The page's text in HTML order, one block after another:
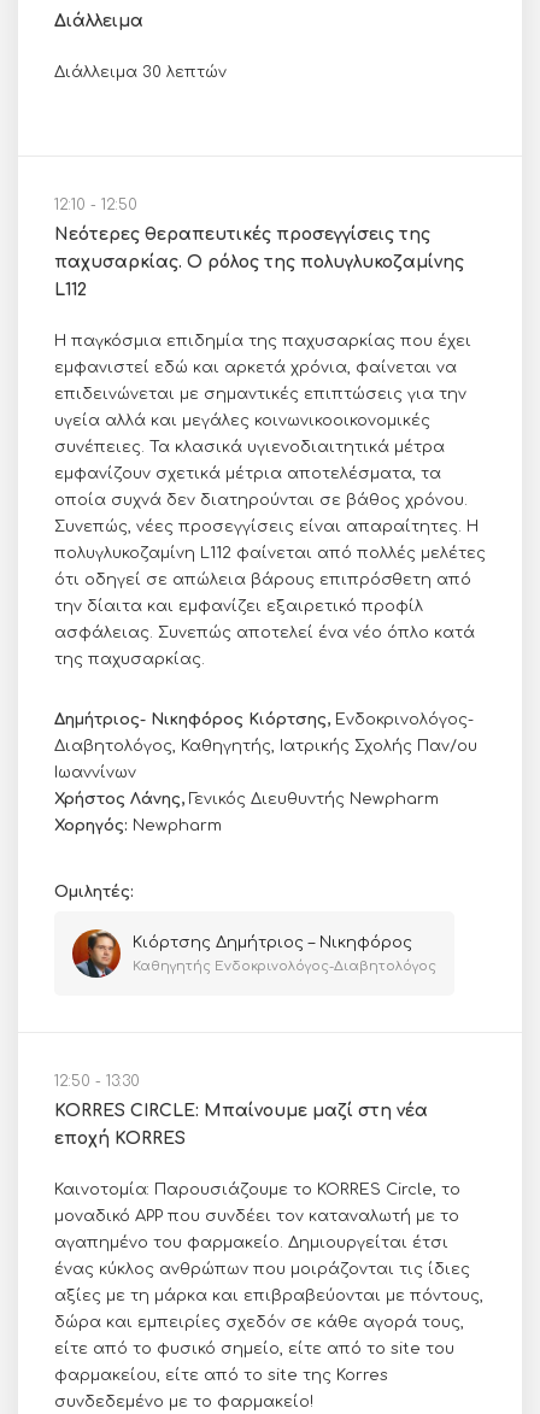
Διάλλειμα
Διάλλειμα 30 λεπτών
12:10 - 12:50
Νεότερες θεραπευτικές προσεγγίσεις της
παχυσαρκίας. Ο ρόλος της πολυγλυκοζαμίνης
L112
Η παγκόσμια επιδημία της παχυσαρκίας που έχει
εμφανιστεί εδώ και αρκετά χρόνια, φαίνεται να
επιδεινώνεται με σημαντικές επιπτώσεις για την
υγεία αλλά και μεγάλες κοινωνικοοικονομικές
συνέπειες. Τα κλασικά υγιενοδιαιτητικά μέτρα
εμφανίζουν σχετικά μέτρια αποτελέσματα, τα
οποία συχνά δεν διατηρούνται σε βάθος χρόνου.
Συνεπώς, νέες προσεγγίσεις είναι απαραίτητες. Η
πολυγλυκοζαμίνη L112 φαίνεται από πολλές μελέτες
ότι οδηγεί σε απώλεια βάρους επιπρόσθετη από
την δίαιτα και εμφανίζει εξαιρετικό προφίλ
ασφάλειας. Συνεπώς αποτελεί ένα νέο όπλο κατά
της παχυσαρκίας.
Δημήτριος- Νικηφόρος Κιόρτσης, Ενδοκρινολόγος-
Διαβητολόγος, Καθηγητής, Ιατρικής Σχολής Παν/ου
Ιωαννίνων
Χρήστος Λάνης, Γενικός Διευθυντής Newpharm
Χορηγός: Newpharm
Ομιλητές:
Κιόρτσης Δημήτριος – Νικηφόρος
Καθηγητής Ενδοκρινολόγος-Διαβητολόγος
12:50 - 13:30
KORRES CIRCLE: Μπαίνουμε μαζί στη νέα
εποχή KORRES
Καινοτομία: Παρουσιάζουμε το KORRES Circle, το
μοναδικό APP που συνδέει τον καταναλωτή με το
αγαπημένο του φαρμακείο. Δημιουργείται έτσι
ένας κύκλος ανθρώπων που μοιράζονται τις ίδιες
αξίες με τη μάρκα και επιβραβεύονται με πόντους,
δώρα και εμπειρίες σχεδόν σε κάθε αγορά τους,
είτε από το φυσικό σημείο, είτε από τo site του
φαρμακείου, είτε από το site της Korres
συνδεδεμένο με το φαρμακείο!